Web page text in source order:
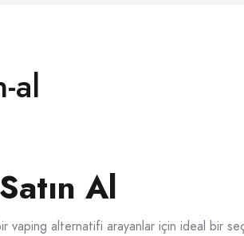
al
Al
vaping alternatifi arayanlar için ideal bir